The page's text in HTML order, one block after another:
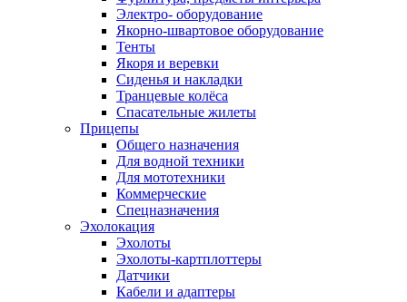
Электро- оборудование
Якорно-швартовое оборудование
Тенты
Якоря и веревки
Сиденья и накладки
Транцевые колёса
Спасательные жилеты
Прицепы
Общего назначения
Для водной техники
Для мототехники
Коммерческие
Спецназначения
Эхолокация
Эхолоты
Эхолоты-картплоттеры
Датчики
Кабели и адаптеры